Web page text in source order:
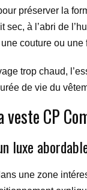
préserver la
sec, à l’abri de
couture ou une
trop chaud,
de vie du
CP
luxe
une zone